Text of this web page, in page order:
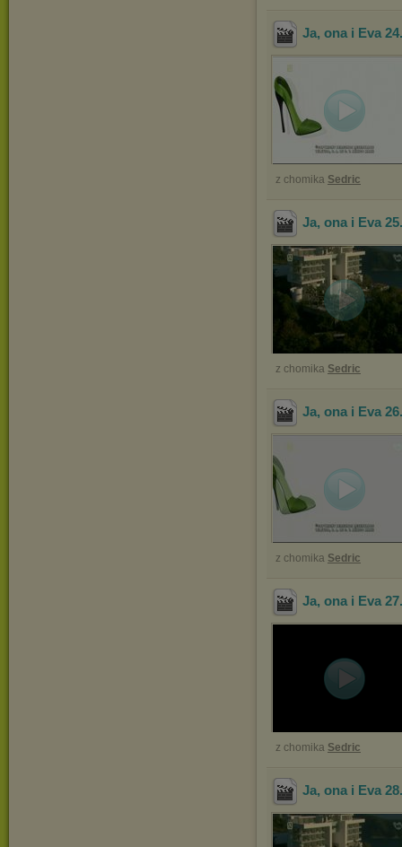
Ja, ona i Eva 24
z chomika Sedric
Ja, ona i Eva 25
z chomika Sedric
Ja, ona i Eva 26
z chomika Sedric
Ja, ona i Eva 27
z chomika Sedric
Ja, ona i Eva 28